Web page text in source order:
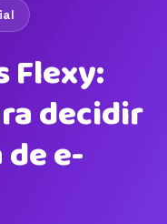
Flexy:
decidir
e-